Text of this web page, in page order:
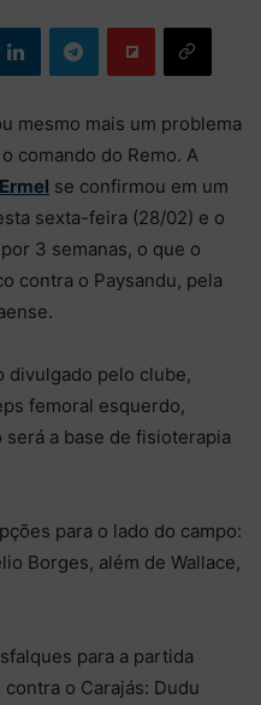
mesmo mais um problema
comando do Remo. A
se confirmou em um
sexta-feira (28/02) e o
3 semanas, o que o
contra o Paysandu, pela
divulgado pelo clube,
femoral esquerdo,
a base de fisioterapia
para o lado do campo:
Borges, além de Wallace,
para a partida
o Carajás: Dudu